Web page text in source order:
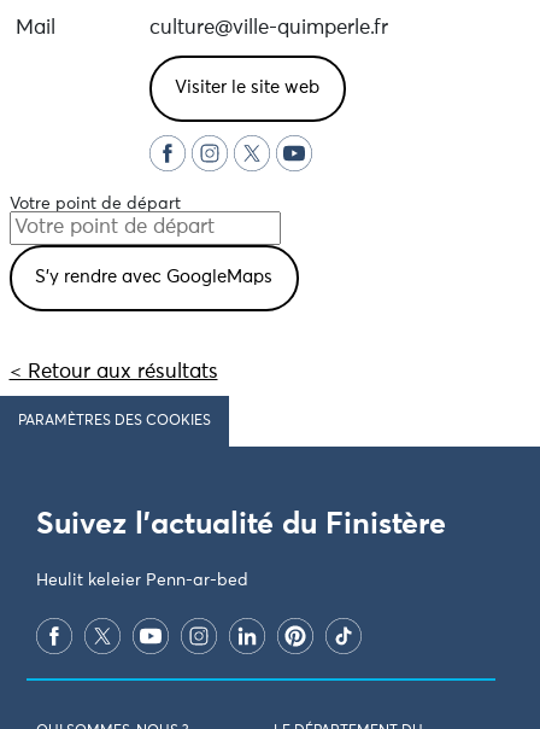
Mail
culture@ville-quimperle.fr
Visiter le site web
Votre point de départ
< Retour aux résultats
PARAMÈTRES DES COOKIES
Suivez l'actualité du Finistère
Heulit keleier Penn-ar-bed